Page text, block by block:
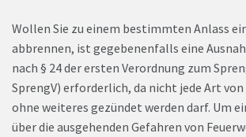
Wollen Sie zu einem bestimmten Anlass
abbrennen, ist gegebenenfalls eine
nach § 24 der ersten Verordnung zum
SprengV) erforderlich, da nicht jede Art von
ohne weiteres gezündet werden darf. Um
über die ausgehenden Gefahren von